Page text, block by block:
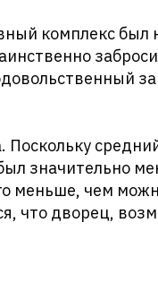
комплекс был
Поскольку
значительно
меньше, чем
что дворец,